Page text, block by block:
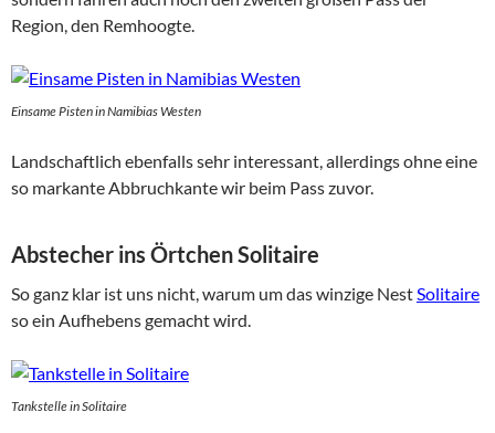
Region, den Remhoogte.
Einsame Pisten in Namibias Westen
Landschaftlich ebenfalls sehr interessant, allerdings ohne eine
so markante Abbruchkante wir beim Pass zuvor.
Abstecher ins Örtchen Solitaire
So ganz klar ist uns nicht, warum um das winzige NestSolitaire
so ein Aufhebens gemacht wird.
Tankstelle in Solitaire